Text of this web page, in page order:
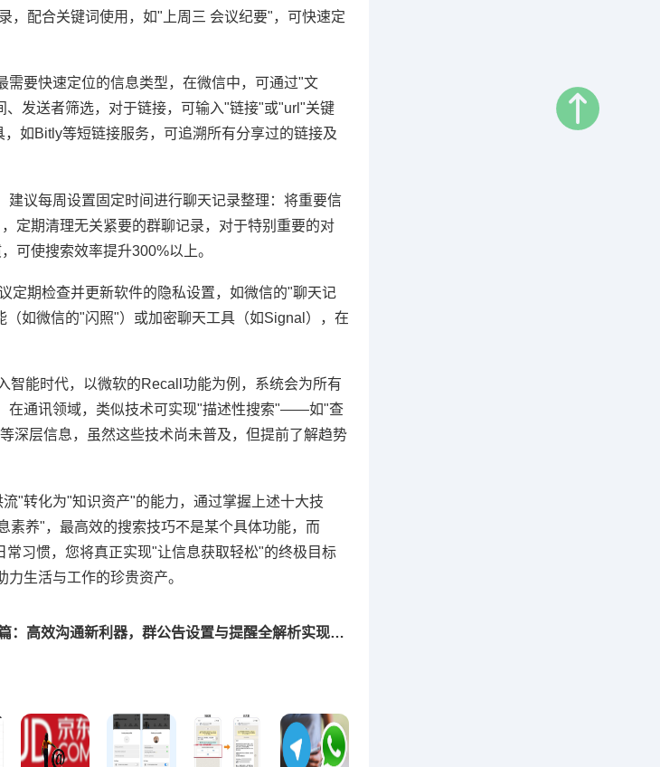
，配合关键词使用，如"上周三 会议纪要"，可快速定
要快速定位的信息类型，在微信中，可通过"文
发送者筛选，对于链接，可输入"链接"或"url"关键
如Bitly等短链接服务，可追溯所有分享过的链接及
议每周设置固定时间进行聊天记录整理：将重要信
定期清理无关紧要的群聊记录，对于特别重要的对
可使搜索效率提升300%以上。
定期检查并更新软件的隐私设置，如微信的"聊天记
如微信的"闪照"）或加密聊天工具（如Signal），在
智能时代，以微软的Recall功能为例，系统会为所有
在通讯领域，类似技术可实现"描述性搜索"——如"查
深层信息，虽然这些技术尚未普及，但提前了解趋势
"转化为"知识资产"的能力，通过掌握上述十大技
素养"，最高效的搜索技巧不是某个具体功能，而
习惯，您将真正实现"让信息获取轻松"的终极目标
生活与工作的珍贵资产。
下一篇：高效沟通新利器，群公告设置与提醒全解析实现信息零延迟传递